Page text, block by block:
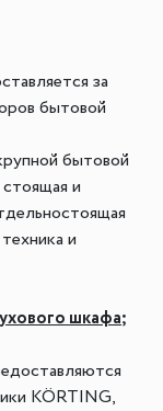
за
бытовой
бытовой
и
и
шкафа;
KÖRTING,